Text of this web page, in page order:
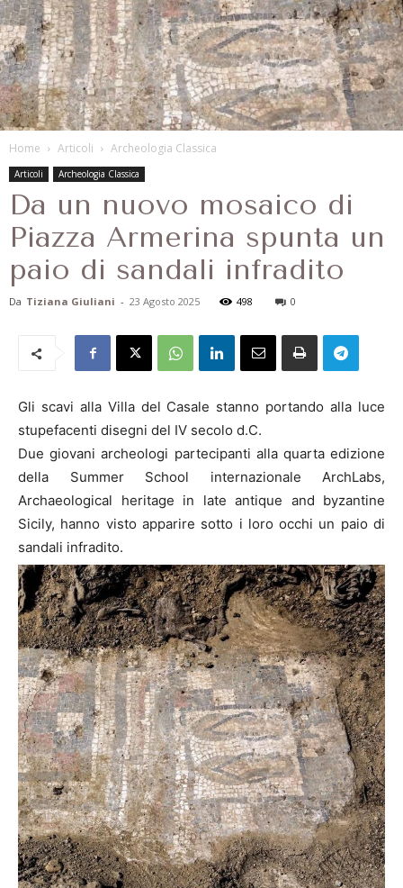
Home Articoli Archeologia Classica
Articoli Archeologia Classica
Da un nuovo mosaico di
Piazza Armerina spunta un
paio di sandali infradito
Da Tiziana Giuliani - 23 Agosto 2025 498 0
Gli scavi alla Villa del Casale stanno portando alla luce
stupefacenti disegni del IV secolo d.C.
Due giovani archeologi partecipanti alla quarta edizione
della Summer School internazionale ArchLabs,
Archaeological heritage in late antique and byzantine
Sicily, hanno visto apparire sotto i loro occhi un paio di
sandali infradito.